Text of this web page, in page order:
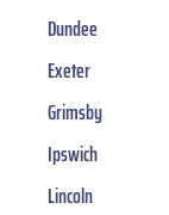
Dundee
Exeter
Grimsby
Ipswich
Lincoln